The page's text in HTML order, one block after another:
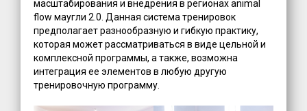
масштабирования и внедрения в регионах animal
flow маугли 2.0. Данная система тренировок
предполагает разнообразную и гибкую практику,
которая может рассматриваться в виде цельной и
комплексной программы, а также, возможна
интеграция ее элементов в любую другую
тренировочную программу.